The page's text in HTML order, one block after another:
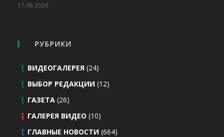
17.06.2026
РУБРИКИ
ВИДЕОГАЛЕРЕЯ (24)
ВЫБОР РЕДАКЦИИ (12)
ГАЗЕТА (26)
ГАЛЕРЕЯ ВИДЕО (10)
ГЛАВНЫЕ НОВОСТИ (664)